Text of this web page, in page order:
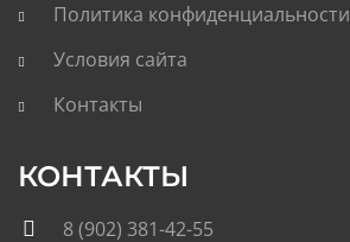
Политика конфиденциальности
Условия сайта
Контакты
КОНТАКТЫ
8 (902) 381-42-55